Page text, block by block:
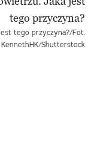
tego przyczyna?/Fot.
KennethHK/Shutterstock